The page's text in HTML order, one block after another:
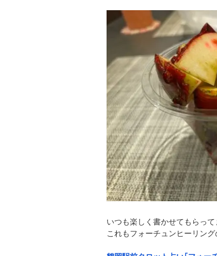
いつも楽しく書かせてもらって
これもフォーチュンヒーリン